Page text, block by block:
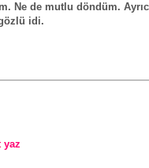
Ne de mutlu döndüm.
idi.
yaz